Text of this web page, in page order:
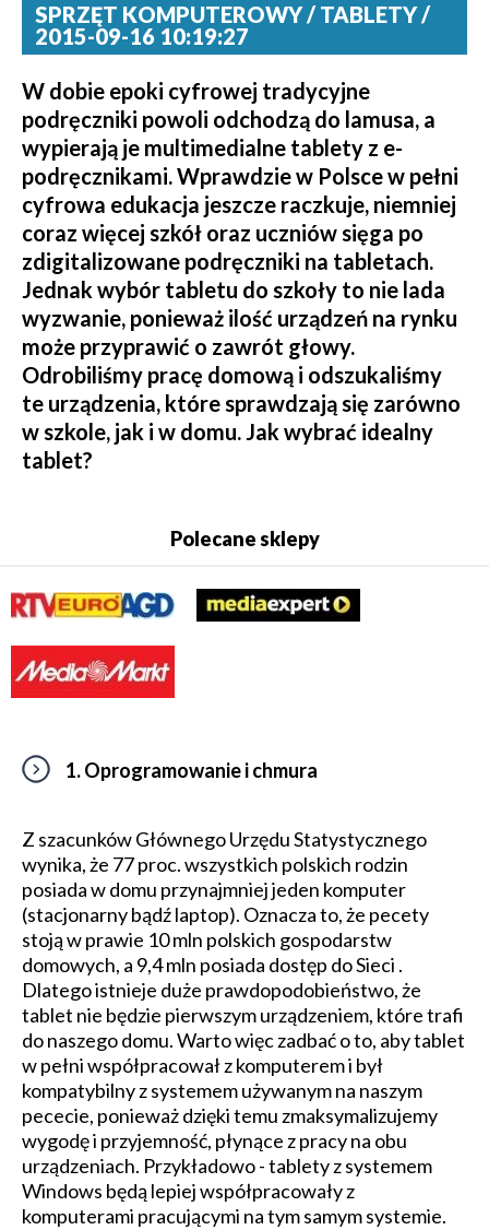
SPRZĘT KOMPUTEROWY / TABLETY /
2015-09-16 10:19:27
W dobie epoki cyfrowej tradycyjne
podręczniki powoli odchodzą do lamusa, a
wypierają je multimedialne tablety z e-
podręcznikami. Wprawdzie w Polsce w pełni
cyfrowa edukacja jeszcze raczkuje, niemniej
coraz więcej szkół oraz uczniów sięga po
zdigitalizowane podręczniki na tabletach.
Jednak wybór tabletu do szkoły to nie lada
wyzwanie, ponieważ ilość urządzeń na rynku
może przyprawić o zawrót głowy.
Odrobiliśmy pracę domową i odszukaliśmy
te urządzenia, które sprawdzają się zarówno
w szkole, jak i w domu. Jak wybrać idealny
tablet?
Polecane sklepy
1. Oprogramowanie i chmura
Z szacunków Głównego Urzędu Statystycznego
wynika, że 77 proc. wszystkich polskich rodzin
posiada w domu przynajmniej jeden komputer
(stacjonarny bądź laptop). Oznacza to, że pecety
stoją w prawie 10 mln polskich gospodarstw
domowych, a 9,4 mln posiada dostęp do Sieci .
Dlatego istnieje duże prawdopodobieństwo, że
tablet nie będzie pierwszym urządzeniem, które trafi
do naszego domu. Warto więc zadbać o to, aby tablet
w pełni współpracował z komputerem i był
kompatybilny z systemem używanym na naszym
pececie, ponieważ dzięki temu zmaksymalizujemy
wygodę i przyjemność, płynące z pracy na obu
urządzeniach. Przykładowo - tablety z systemem
Windows będą lepiej współpracowały z
komputerami pracującymi na tym samym systemie.